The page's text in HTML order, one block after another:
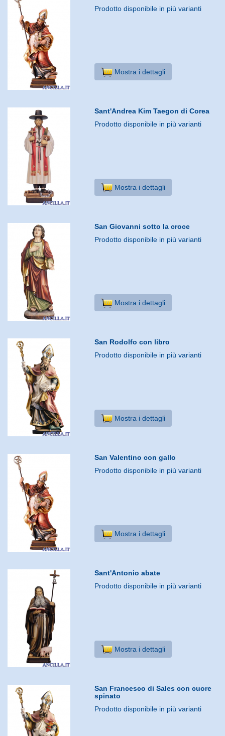
Prodotto disponibile in più varianti
Mostra i dettagli
Sant'Andrea Kim Taegon di Corea
Prodotto disponibile in più varianti
Mostra i dettagli
San Giovanni sotto la croce
Prodotto disponibile in più varianti
Mostra i dettagli
San Rodolfo con libro
Prodotto disponibile in più varianti
Mostra i dettagli
San Valentino con gallo
Prodotto disponibile in più varianti
Mostra i dettagli
Sant'Antonio abate
Prodotto disponibile in più varianti
Mostra i dettagli
San Francesco di Sales con cuore
spinato
Prodotto disponibile in più varianti